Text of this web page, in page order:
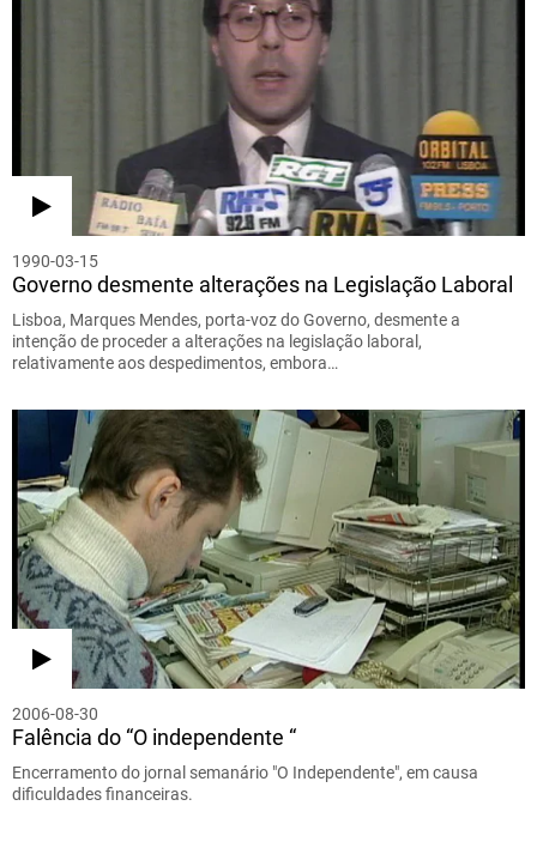
1990-03-15
Governo desmente alterações na Legislação Laboral
Lisboa, Marques Mendes, porta-voz do Governo, desmente a
intenção de proceder a alterações na legislação laboral,
relativamente aos despedimentos, embora…
2006-08-30
Falência do “O independente “
Encerramento do jornal semanário "O Independente", em causa
dificuldades financeiras.